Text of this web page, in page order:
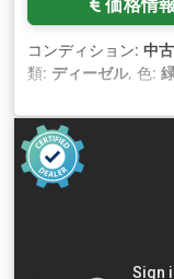
コンディション: 中古
類: ディーゼル, 色:
, 商品説
CATERPILLAR
ルエンジン 現状販
リアル・トレーディ
ール 128478